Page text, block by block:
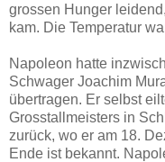
grossen Hunger
kam. Die Temperatur
Napoleon hatte
Schwager Joachim
übertragen. Er selbst
Grosstallmeisters in
zurück, wo er am 18.
Ende ist bekannt.